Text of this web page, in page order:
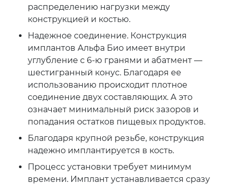
распределению нагрузки между
конструкцией и костью.
Надежное соединение. Конструкция
имплантов Альфа Био имеет внутри
углубление с 6-ю гранями и абатмент —
шестигранный конус. Благодаря ее
использованию происходит плотное
соединение двух составляющих. А это
означает минимальный риск зазоров и
попадания остатков пищевых продуктов.
Благодаря крупной резьбе, конструкция
надежно имплантируется в кость.
Процесс установки требует минимум
времени. Имплант устанавливается сразу